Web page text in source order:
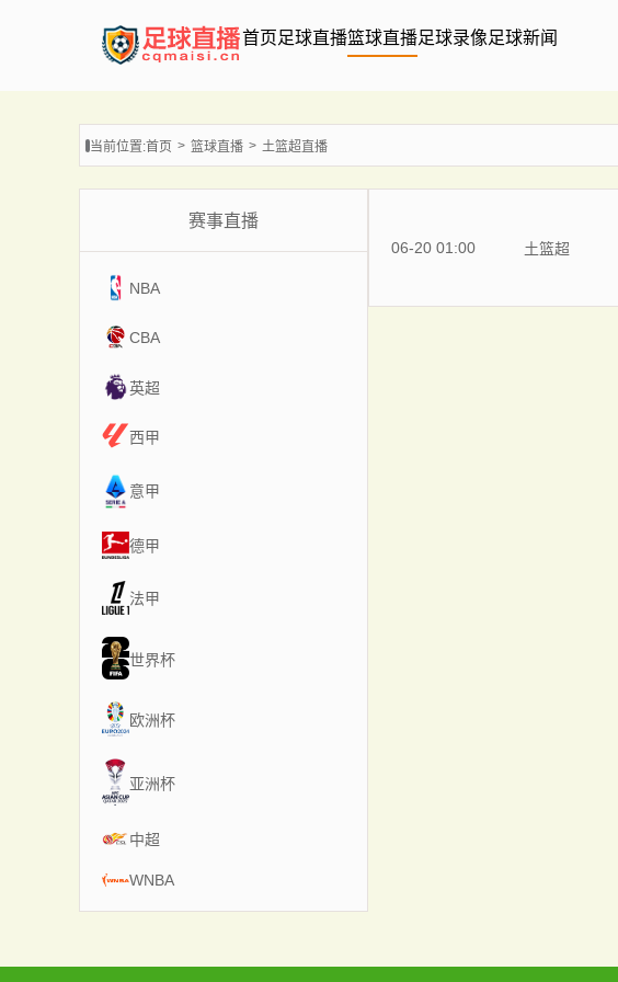
首页足球直播篮球直播足球录像足球新闻
当前位置:首页 篮球直播 土篮超直播
赛事直播
NBA
CBA
英超
西甲
意甲
德甲
法甲
世界杯
欧洲杯
亚洲杯
中超
WNBA
06-20 01:00 土篮超